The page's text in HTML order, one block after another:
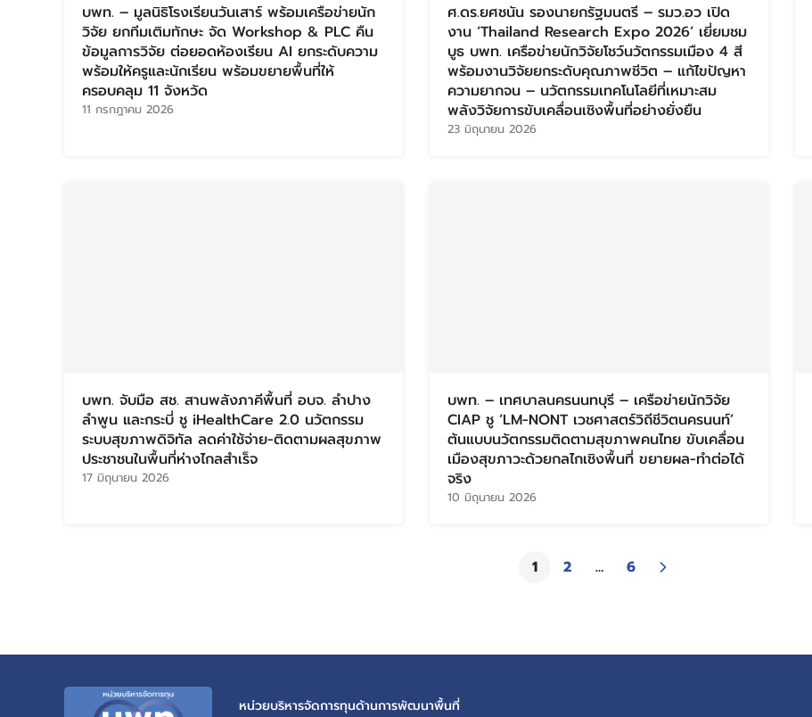
บพท. – มูลนิธิโรงเรียนวันเสาร์ พร้อมเครือข่ายนัก
วิจัย ยกทีมเติมทักษะ จัด Workshop & PLC คืน
ข้อมูลการวิจัย ต่อยอดห้องเรียน AI ยกระดับความ
พร้อมให้ครูและนักเรียน พร้อมขยายพื้นที่ให้
ครอบคลุม 11 จังหวัด
11 กรกฎาคม 2026
ศ.ดร.ยศชนัน รองนายกรัฐมนตรี – รมว.อว เปิด
งาน ‘Thailand Research Expo 2026’ เยี่ยมชม
บูธ บพท. เครือข่ายนักวิจัยโชว์นวัตกรรมเมือง 4 สี
พร้อมงานวิจัยยกระดับคุณภาพชีวิต – แก้ไขปัญหา
ความยากจน – นวัตกรรมเทคโนโลยีที่เหมาะสม
พลังวิจัยการขับเคลื่อนเชิงพื้นที่อย่างยั่งยืน
23 มิถุนายน 2026
บพท. จับมือ สช. สานพลังภาคีพื้นที่ อบจ. ลำปาง
ลำพูน และกระบี่ ชู iHealthCare 2.0 นวัตกรรม
ระบบสุขภาพดิจิทัล ลดค่าใช้จ่าย-ติดตามผลสุขภาพ
ประชาชนในพื้นที่ห่างไกลสำเร็จ
17 มิถุนายน 2026
บพท. – เทศบาลนครนนทบุรี – เครือข่ายนักวิจัย
CIAP ชู ‘LM-NONT เวชศาสตร์วิถีชีวิตนครนนท์’
ต้นแบบนวัตกรรมติดตามสุขภาพคนไทย ขับเคลื่อน
เมืองสุขภาวะด้วยกลไกเชิงพื้นที่ ขยายผล-ทำต่อได้
จริง
10 มิถุนายน 2026
1 2 … 6
หน่วยบริหารจัดการทุนด้านการพัฒนาพื้นที่